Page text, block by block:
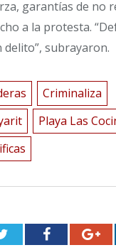
garantías de no
a la protesta.
delito”, subrayaron.
Criminaliza
Playa Las
TwitterFacebook